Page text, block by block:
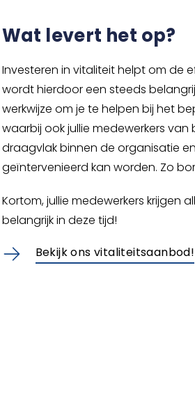
Wat levert het op?
Investeren in vitaliteit helpt om de
wordt hierdoor een steeds
werkwijze om je te helpen bij het
waarbij ook jullie medewerkers
draagvlak binnen de organisatie
geïntervenieerd kan worden. Zo
Kortom, jullie medewerkers krijgen
belangrijk in deze tijd!
Bekijk ons vitaliteitsaanbod!